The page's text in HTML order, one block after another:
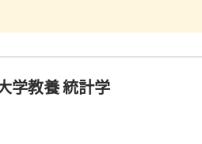
学教養 統計学